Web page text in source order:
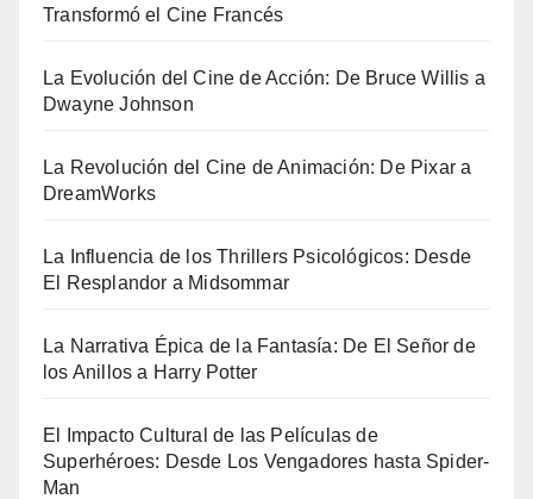
Transformó el Cine Francés
La Evolución del Cine de Acción: De Bruce Willis a
Dwayne Johnson
La Revolución del Cine de Animación: De Pixar a
DreamWorks
La Influencia de los Thrillers Psicológicos: Desde
El Resplandor a Midsommar
La Narrativa Épica de la Fantasía: De El Señor de
los Anillos a Harry Potter
El Impacto Cultural de las Películas de
Superhéroes: Desde Los Vengadores hasta Spider-
Man